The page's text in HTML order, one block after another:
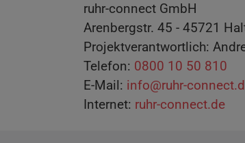
ruhr-connect GmbH
Arenbergstr. 45 - 45721
Projektverantwortlich:
Telefon: 0800 10 50 810
E-Mail: info@ruhr-
Internet: ruhr-connect.de